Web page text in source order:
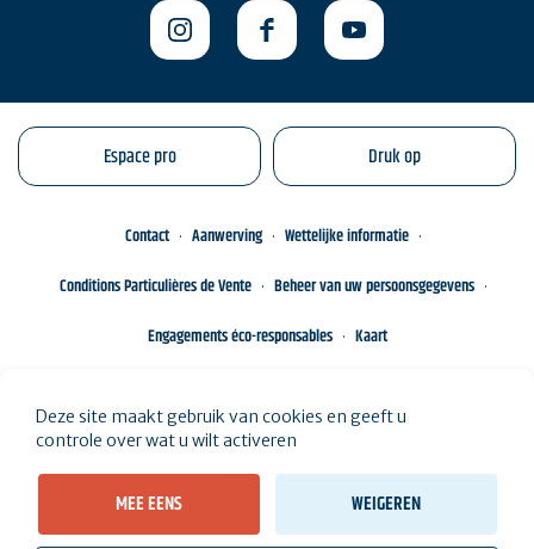
Bekijk de resultaten op de kaart ( 0 resultaten)
Espace pro Druk op
Contact Aanwerving
Wettelijke informatie
Conditions Particulières de Vente
Beheer van uw persoonsgegevens
Engagements éco-responsables
Kaart
Deze site maakt gebruik van cookies en geeft u
controle over wat u wilt activeren
MEE EENS WEIGEREN